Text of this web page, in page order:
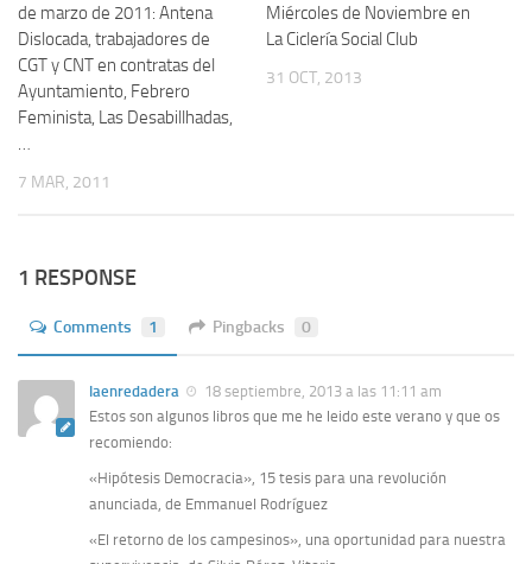
de marzo de 2011: Antena
Dislocada, trabajadores de
CGT y CNT en contratas del
Ayuntamiento, Febrero
Feminista, Las Desabillhadas,
…
7 MAR, 2011
Miércoles de Noviembre en
La Ciclería Social Club
31 OCT, 2013
1 RESPONSE
Comments 1 Pingbacks 0
laenredadera
18 septiembre, 2013 a las 11:11 am
Estos son algunos libros que me he leido este verano y que os
recomiendo:
«Hipótesis Democracia», 15 tesis para una revolución
anunciada, de Emmanuel Rodríguez
«El retorno de los campesinos», una oportunidad para nuestra